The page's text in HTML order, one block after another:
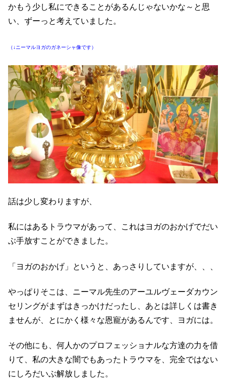
かもう少し私にできることがあるんじゃないかな～と思
い、ずーっと考えていました。
（↓ニーマルヨガのガネーシャ像です）
話は少し変わりますが、
私にはあるトラウマがあって、これはヨガのおかげでだい
ぶ手放すことができました。
「ヨガのおかげ」というと、あっさりしていますが、、、
やっぱりそこは、ニーマル先生のアーユルヴェーダカウン
セリングがまずはきっかけだったし、あとは詳しくは書き
ませんが、とにかく様々な恩寵があるんです、ヨガには。
その他にも、何人かのプロフェッショナルな方達の力を借
りて、私の大きな闇でもあったトラウマを、完全ではない
にしろだいぶ解放しました。